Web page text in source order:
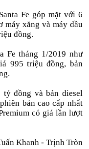
Fe góp mặt với 6
máy xăng và máy dầu
đồng.
Fe tháng 1/2019 như
995 triệu đồng, bản
tỷ đồng và bản diesel
bản cao cấp nhất
có giá lần lượt
Khanh - Trịnh Tròn